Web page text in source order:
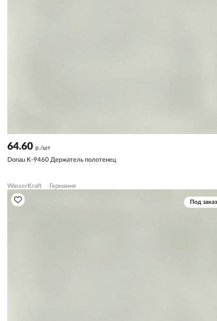
64.60 р./шт
Donau K-9460 Держатель полотенец
WasserKraft Германия
Под заказ